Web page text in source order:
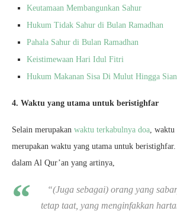
Keutamaan Membangunkan Sahur
Hukum Tidak Sahur di Bulan Ramadhan
Pahala Sahur di Bulan Ramadhan
Keistimewaan Hari Idul Fitri
Hukum Makanan Sisa Di Mulut Hingga
4. Waktu yang utama untuk beristighfar
Selain merupakan waktu terkabulnya doa, waktu
merupakan waktu yang utama untuk
dalam Al Qur’an yang artinya,
“(Juga sebagai) orang yang
tetap taat, yang menginfakkan